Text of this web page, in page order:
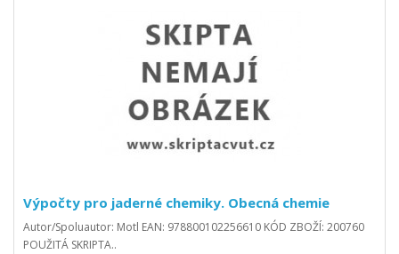
Výpočty pro jaderné chemiky. Obecná chemie
Autor/Spoluautor: Motl EAN: 978800102256610 KÓD ZBOŽÍ: 200760
POUŽITÁ SKRIPTA..